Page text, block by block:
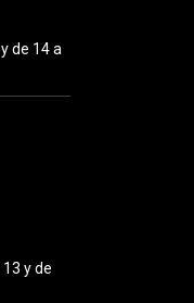
de 14 a
y de